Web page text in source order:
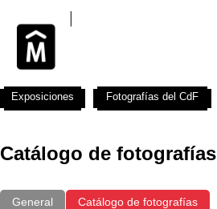
Catálogo de fotografías
General Catálogo de fotografías
Exposiciones Fotografías del CdF